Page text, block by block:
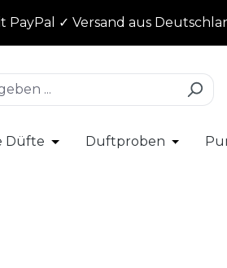
PayPal ✓ Versand aus
Kategorie Damenparfum
das Dropdown der
Düfte Öffne oder Schließe das
Duftproben Öffne